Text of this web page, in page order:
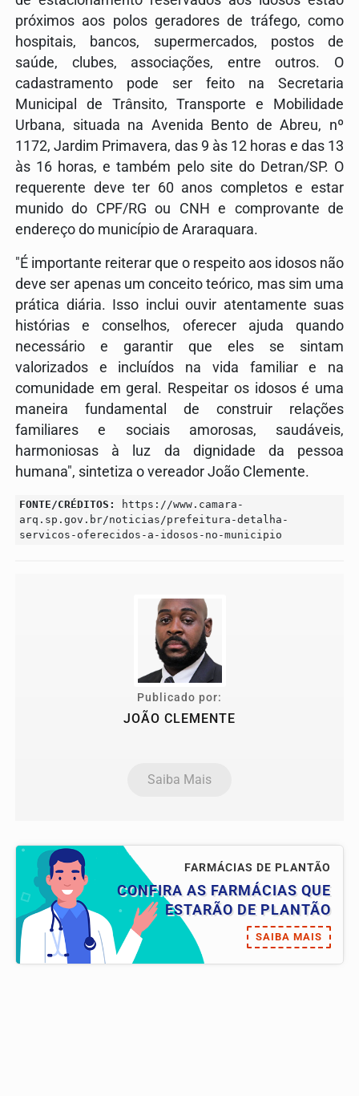
próximos aos polos geradores de tráfego, como
hospitais, bancos, supermercados, postos de
saúde, clubes, associações, entre outros. O
cadastramento pode ser feito na Secretaria
Municipal de Trânsito, Transporte e Mobilidade
Urbana, situada na Avenida Bento de Abreu, nº
1172, Jardim Primavera, das 9 às 12 horas e das 13
às 16 horas, e também pelo site do Detran/SP. O
requerente deve ter 60 anos completos e estar
munido do CPF/RG ou CNH e comprovante de
endereço do município de Araraquara.
"É importante reiterar que o respeito aos idosos não
deve ser apenas um conceito teórico, mas sim uma
prática diária. Isso inclui ouvir atentamente suas
histórias e conselhos, oferecer ajuda quando
necessário e garantir que eles se sintam
valorizados e incluídos na vida familiar e na
comunidade em geral. Respeitar os idosos é uma
maneira fundamental de construir relações
familiares e sociais amorosas, saudáveis,
harmoniosas à luz da dignidade da pessoa
humana", sintetiza o vereador João Clemente.
FONTE/CRÉDITOS:
https://www.camara-
arq.sp.gov.br/noticias/prefeitura-detalha-
servicos-oferecidos-a-idosos-no-municipio
Publicado por:
JOÃO CLEMENTE
Saiba Mais
FARMÁCIAS DE PLANTÃO
CONFIRA AS FARMÁCIAS QUE
ESTARÃO DE PLANTÃO
SAIBA MAIS